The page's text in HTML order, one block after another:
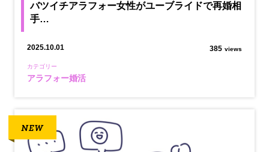
バツイチアラフォー女性がユーブライドで再婚相
手…
2025.10.01 385 views
カテゴリー
アラフォー婚活